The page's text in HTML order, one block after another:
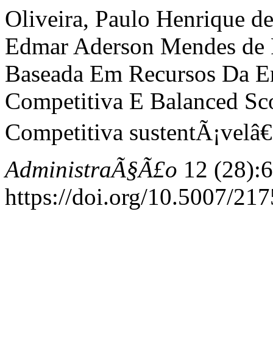
Oliveira, Paulo Henrique
Edmar Aderson Mendes
Baseada Em Recursos Da
Competitiva E Balanced
Competitiva
AdministraÃ§Ã£o 12
https://doi.org/10.5007/